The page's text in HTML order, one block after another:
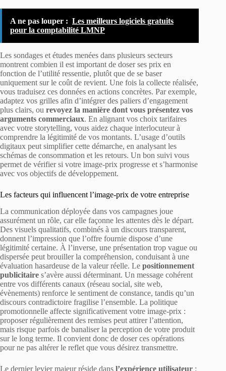
A ne pas louper : Les meilleurs logiciels gratuits
pour la comptabilité LMNP
Les sondages et études menées dans plusieurs secteurs
montrent combien il est important de doser ses prix en
fonction de l’utilité ressentie, plutôt que de se baser
uniquement sur le coût de revient. Une fois la collecte réalisée,
vous traduisez ces données en actions concrètes. Par exemple,
adaptez vos grilles afin d’intégrer des paliers d’engagement
plus clairs, ou revoyez la manière dont vous présentez vos
arguments commerciaux. En alignant vos choix tarifaires
avec votre storytelling, vous aidez chaque interlocuteur à
comprendre la légitimité de vos montants. L’usage d’outils
digitaux peut simplifier cette démarche, en analysant les
schémas de consommation et les retours. Un bon suivi vous
permet de vérifier si votre image-prix progresse et s’harmonise
avec vos objectifs de développement.
Les facteurs qui influencent l’image-prix de votre entreprise
La communication déployée dans vos campagnes joue
assurément un rôle, car elle façonne les attentes dès le départ.
Des visuels qualitatifs, combinés à un discours transparent,
donnent l’impression que l’offre fournie dispose d’une
légitimité certaine. À l’inverse, une présentation trop vague ou
dispersée peut brouiller la compréhension, conduisant à une
évaluation hasardeuse de la valeur réelle. Le positionnement
publicitaire s’avère aussi déterminant. Un message cohérent
entre vos différents canaux (réseau social, site web,
évènements) renforce le sentiment de constance, tandis qu’un
discours contradictoire fragilise l’ensemble. La politique
promotionnelle affecte significativement votre image-prix :
proposer régulièrement des remises peut attirer l’attention,
mais risque parfois de banaliser la perception de votre produit
sur le long terme. Il convient donc de doser ces opérations
pour ne pas altérer le reflet que vous désirez transmettre.
Le dernier levier majeur réside dans l’expérience utilisateur :